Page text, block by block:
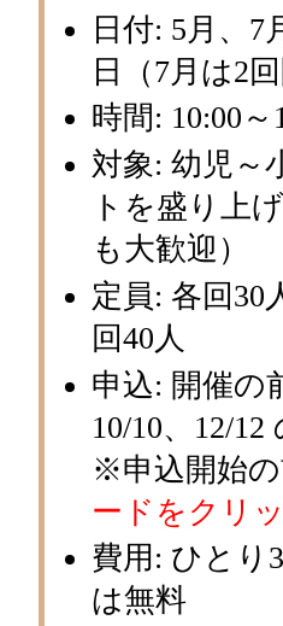
日付: 5月、7
日（7月は2
時間: 10:00
対象: 幼児～
トを盛り上
も大歓迎）
定員: 各回
回40人
申込: 開催の
10/10、12/12
※申込開始
ードをクリ
費用: ひとり
は無料